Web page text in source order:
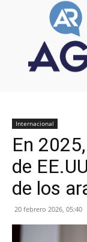
Internacional
En
de
de los
20 febrero 2026, 05:40